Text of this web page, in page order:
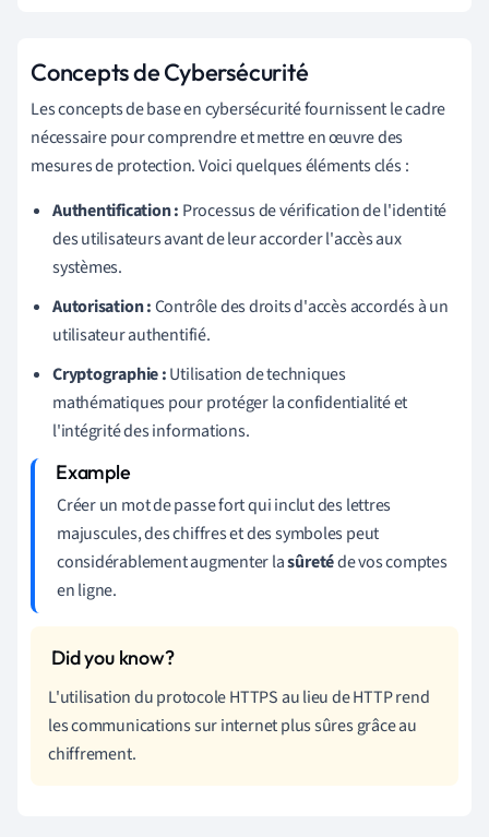
Concepts de Cybersécurité
Les concepts de base en cybersécurité fournissent le cadre
nécessaire pour comprendre et mettre en œuvre des
mesures de protection. Voici quelques éléments clés :
Authentification : Processus de vérification de l'identité
des utilisateurs avant de leur accorder l'accès aux
systèmes.
Autorisation :Contrôle des droits d'accès accordés à un
utilisateur authentifié.
Cryptographie :Utilisation de techniques
mathématiques pour protéger la confidentialité et
l'intégrité des informations.
Créer un mot de passe fort qui inclut des lettres
majuscules, des chiffres et des symboles peut
considérablement augmenter lasûretéde vos comptes
en ligne.
L'utilisation du protocole HTTPS au lieu de HTTP rend
les communications sur internet plus sûres grâce au
chiffrement.